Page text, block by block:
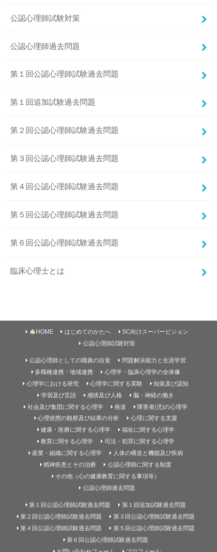
公認心理師試験対策
公認心理師過去問題
第１回公認心理師試験過去問題
第１回追加試験過去問題
第２回公認心理師試験過去問題
第３回公認心理師試験過去問題
第４回公認心理師試験過去問題
第５回公認心理師試験過去問題
第６回公認心理師試験過去問題
臨床心理士とは
HOME はじめてのかたへ
SC向けスーパービジョン
公認心理師試験対策
公認心理師としての職責の自覚
問題解決能力と生涯学習
多職種連携・地域連携
心理学・臨床心理学の全体像
心理学における研究
心理学に関する実験
知覚及び認知
学習及び言語
感情及び人格
脳・神経の働き
社会及び集団に関する心理学
発達
障害者(児)の心理学
心理状態の観察及び結果の分析
心理に関する支援
健康・医療に関する心理学
福祉に関する心理学
教育に関する心理学
司法・犯罪に関する心理学
産業・組織に関する心理学
人体の構造と機能及び疾病
精神疾患とその治療
公認心理師に関する制度
その他（心の健康教育に関する事項等）
公認心理師過去問題
第１回公認心理師試験過去問題
第１回追加試験過去問題
第２回公認心理師試験過去問題
第３回公認心理師試験過去問題
第４回公認心理師試験過去問題
第５回公認心理師試験過去問題
第６回公認心理師試験過去問題